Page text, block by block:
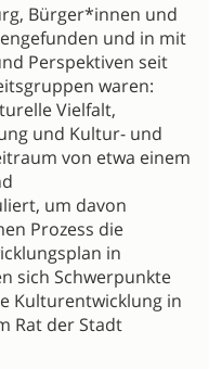
Bürger*innen und
und in mit
Perspektiven seit
waren:
Vielfalt,
und Kultur- und
von etwa einem
um davon
Prozess die
in
sich Schwerpunkte
Kulturentwicklung in
Rat der Stadt